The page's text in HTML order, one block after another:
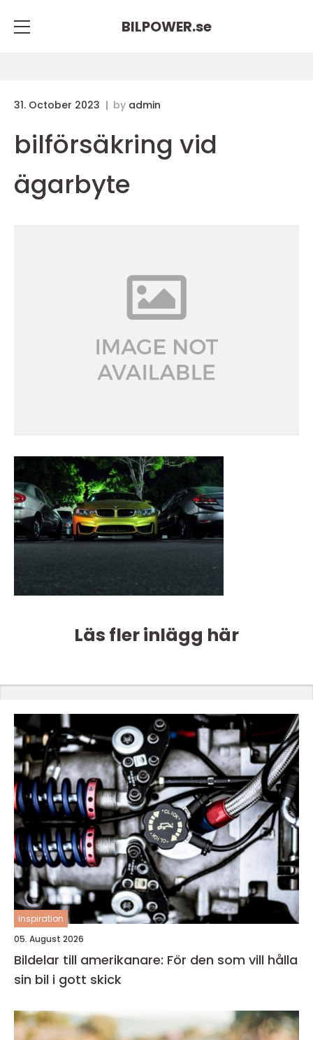
BILPOWER.se
31. October 2023 by admin
bilförsäkring vid
ägarbyte
Läs fler inlägg här
inspiration
05. August 2026
Bildelar till amerikanare: För den som vill hålla
sin bil i gott skick